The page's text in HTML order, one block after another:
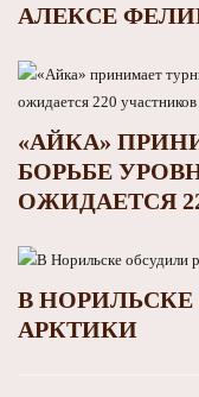
АЛЕКСЕ
«АЙКА»
БОРЬБЕ
ОЖИДАЕТСЯ
В НОРИЛЬСКЕ
АРКТИКИ